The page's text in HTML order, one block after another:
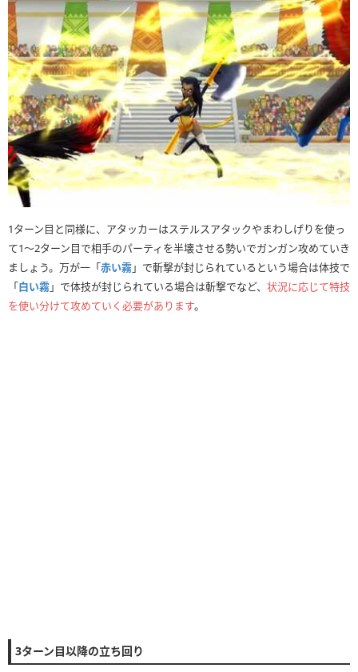
1ターン目と同様に、アタッカーはステルスアタックやまわしげりを使っ
て1〜2ターン目で相手のパーティを半壊させる勢いでガンガン攻めていき
ましょう。万が一「赤い霧」で斬撃が封じられているという場合は体技で
「白い霧」で体技が封じられている場合は斬撃でなど、 状況に応じて特技
を使い分けて攻めていく必要があります。
3ターン目以降の立ち回り